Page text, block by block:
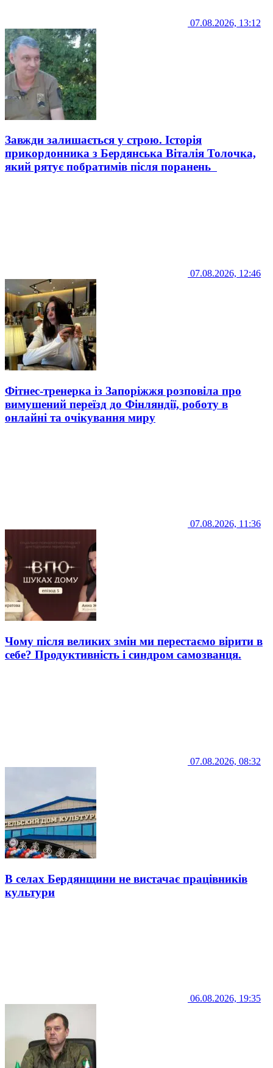
07.08.2026, 13:12
Завжди залишається у строю. Історія
прикордонника з Бердянська Віталія Толочка,
який рятує побратимів після поранень
07.08.2026, 12:46
Фітнес-тренерка із Запоріжжя розповіла про
вимушений переїзд до Фінляндії, роботу в
онлайні та очікування миру
07.08.2026, 11:36
Чому після великих змін ми перестаємо вірити в
себе? Продуктивність і синдром самозванця.
07.08.2026, 08:32
В селах Бердянщини не вистачає працівників
культури
06.08.2026, 19:35